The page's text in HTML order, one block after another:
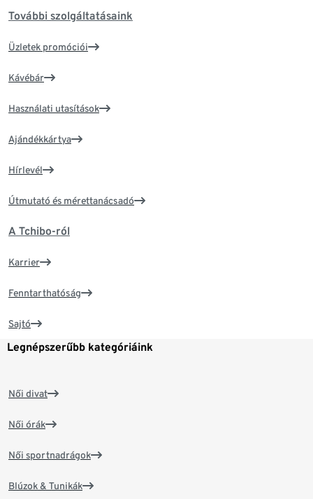
További szolgáltatásaink
Üzletek promóciói
Kávébár
Használati utasítások
Ajándékkártya
Hírlevél
Útmutató és mérettanácsadó
A Tchibo-ról
Karrier
Fenntarthatóság
Sajtó
Legnépszerűbb kategóriáink
Női divat
Női órák
Női sportnadrágok
Blúzok & Tunikák